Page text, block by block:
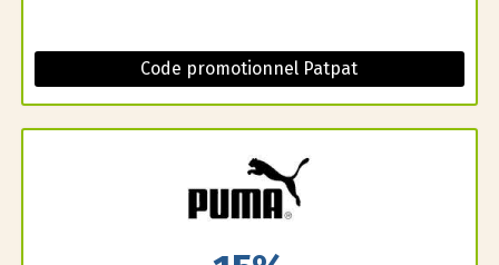
Code promotionnel Patpat